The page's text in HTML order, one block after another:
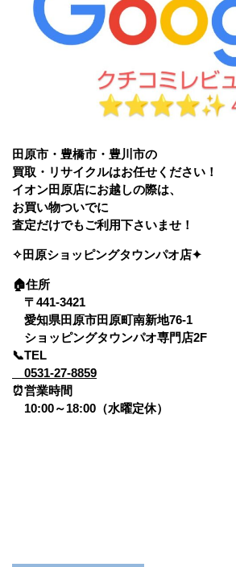
田原市・豊橋市・豊川市の
買取・リサイクルはお任せください！
イオン田原店にお越しの際は、
お買い物ついでに
査定だけでもご利用下さいませ！
✧田原ショッピングタウンパオ店✦
🏠住所
〒441-3421
愛知県田原市田原町南新地76-1
ショッピングタウンパオ専門店2F
📞TEL
0531-27-8859
⏰営業時間
10:00～18:00（水曜定休）